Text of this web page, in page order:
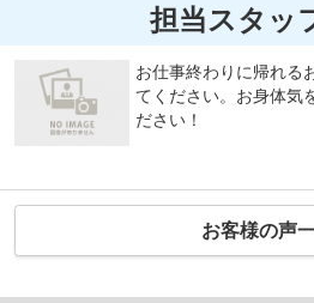
担当スタッ
お仕事終わりに帰れる
てください。お身体気
ださい！
お客様の声